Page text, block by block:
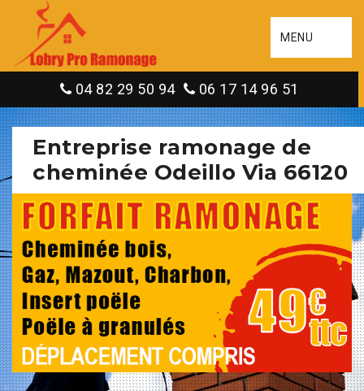
MENU
04 82 29 50 94 06 17 14 96 51
Entreprise ramonage de
cheminée Odeillo Via 66120